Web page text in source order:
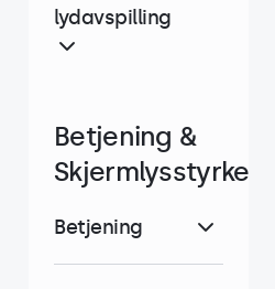
lydavspilling
Betjening &
Skjermlysstyrke
Betjening